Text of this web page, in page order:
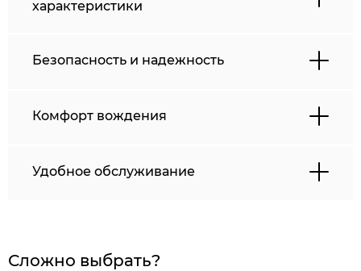
характеристики
Безопасность и надежность
Комфорт вождения
Удобное обслуживание
Сложно выбрать?